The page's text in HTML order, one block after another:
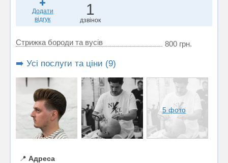
Додати
відгук
1
дзвінок
Стрижка бороди та вусів 800 грн.
➡️ Усі послуги та ціни (9)
5 фото
📍 Адреса